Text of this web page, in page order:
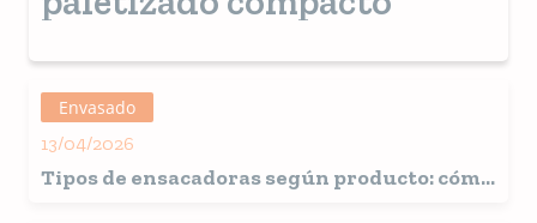
Envasado
13/04/2026
Tipos de ensacadoras según producto: cómo